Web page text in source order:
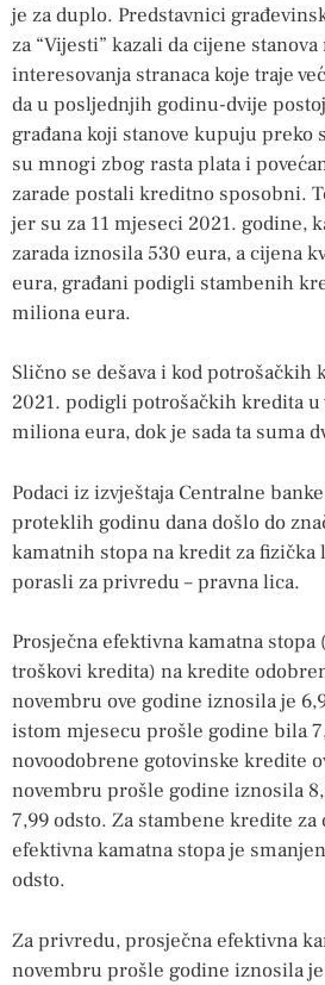
je za duplo. Predstavnici
za “Vijesti” kazali da cijene
interesovanja stranaca koje traje
da u posljednjih godinu-dvije
građana koji stanove kupuju
su mnogi zbog rasta plata i
zarade postali kreditno sposobni.
jer su za 11 mjeseci 2021. godine,
zarada iznosila 530 eura, a cijena
eura, građani podigli stambenih
miliona eura.
Slično se dešava i kod potrošačkih
2021. podigli potrošačkih kredita
miliona eura, dok je sada ta suma
Podaci iz izvještaja Centralne
proteklih godinu dana došlo do
kamatnih stopa na kredit za fizička
porasli za privredu – pravna lica.
Prosječna efektivna kamatna
troškovi kredita) na kredite
novembru ove godine iznosila je
istom mjesecu prošle godine bila
novoodobrene gotovinske kredite
novembru prošle godine iznosila
7,99 odsto. Za stambene kredite
efektivna kamatna stopa je
odsto.
Za privredu, prosječna efektivna
novembru prošle godine iznosila